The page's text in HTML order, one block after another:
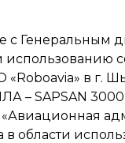
с Генеральным
использованию
в г.
– SAPSAN
в области